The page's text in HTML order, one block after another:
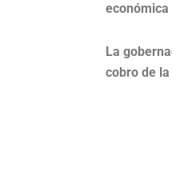
La
cobro de